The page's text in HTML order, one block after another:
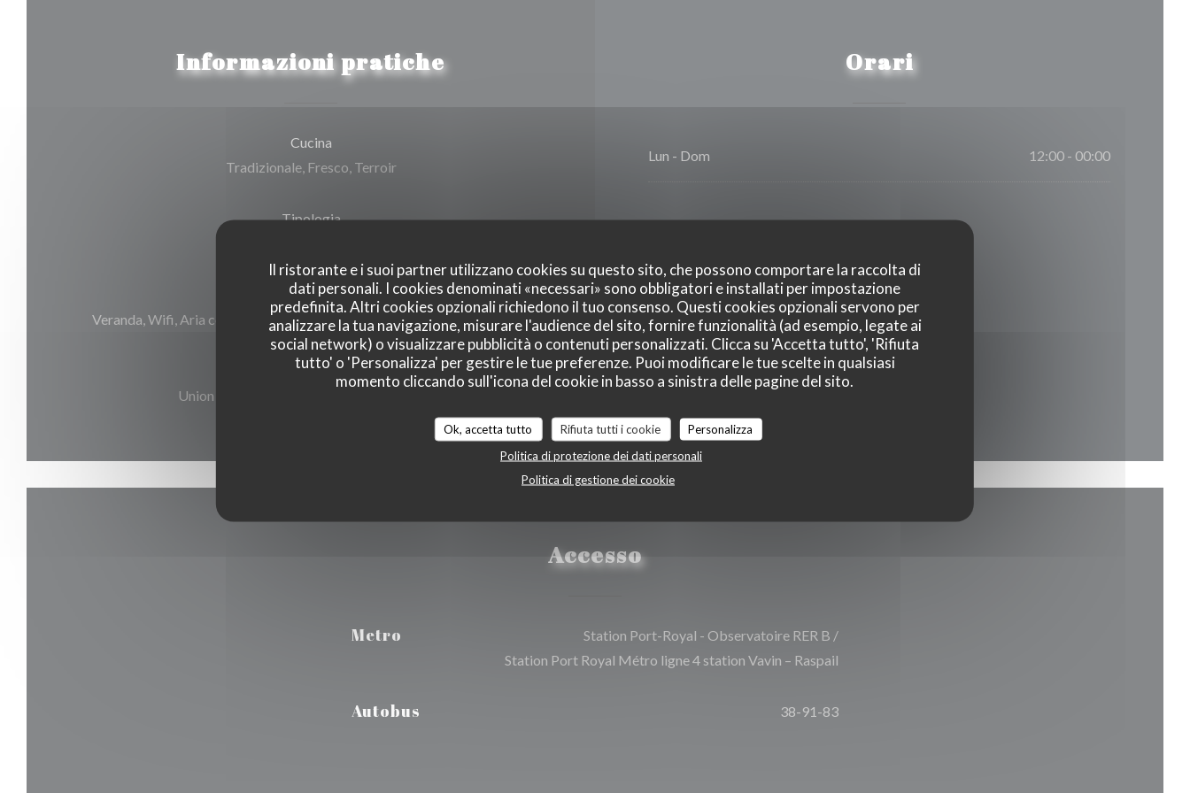
Il ristorante e i suoi partner utilizzano cookies su questo sito, che possono comportare la raccolta di
dati personali. I cookies denominati «necessari» sono obbligatori e installati per impostazione
predefinita. Altri cookies opzionali richiedono il tuo consenso. Questi cookies opzionali servono per
analizzare la tua navigazione, misurare l'audience del sito, fornire funzionalità (ad esempio, legate ai
social network) o visualizzare pubblicità o contenuti personalizzati. Clicca su 'Accetta tutto', 'Rifiuta
tutto' o 'Personalizza' per gestire le tue preferenze. Puoi modificare le tue scelte in qualsiasi
momento cliccando sull'icona del cookie in basso a sinistra delle pagine del sito.
Ok, accetta tutto Rifiuta tutti i cookie
Personalizza
Politica di protezione dei dati personali
Politica di gestione dei cookie
Informazioni pratiche
Cucina
Tradizionale, Fresco, Terroir
Tipologia
Servizi
Veranda, Wifi, Aria condizionata, servizio di parcheggio, Accesso disabili
Metodo di pagamento
Union Pay, Contanti, Visa, American Express
Orari
Lun - Dom 12:00 - 00:00
Accesso
Metro
Station Port-Royal - Observatoire RER B /
Station Port Royal Métro ligne 4 station Vavin – Raspail
Autobus 38-91-83